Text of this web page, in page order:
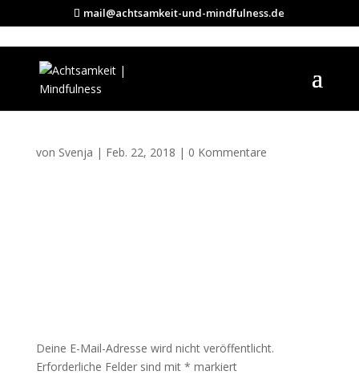
mail@achtsamkeit-und-mindfulness.de
section-bg-12
von Svenja | Feb. 22, 2018 | 0 Kommentare
Deine E-Mail-Adresse wird nicht veröffentlicht.
Erforderliche Felder sind mit * markiert